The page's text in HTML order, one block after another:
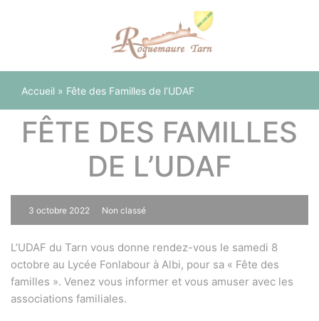
Accueil » Fête des Familles de l’UDAF
FÊTE DES FAMILLES
DE L’UDAF
3 octobre 2022 Non classé
L’UDAF du Tarn vous donne rendez-vous le samedi 8
octobre au Lycée Fonlabour à Albi, pour sa « Fête des
familles ». Venez vous informer et vous amuser avec les
associations familiales.